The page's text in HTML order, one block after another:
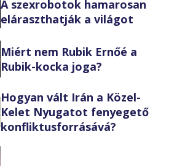
A szexrobotok hamarosan
eláraszthatják a világot
Miért nem Rubik Ernőé a
Rubik-kocka joga?
Hogyan vált Irán a Közel-
Kelet Nyugatot fenyegető
konfliktusforrásává?